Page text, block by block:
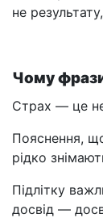
не
Чому
Страх — це не
Пояснення,
рідко
Підлітку
досвід —